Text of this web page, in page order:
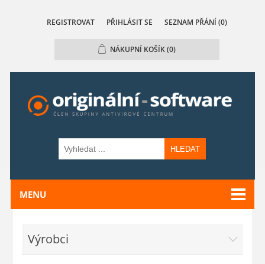
REGISTROVAT PŘIHLÁSIT SE SEZNAM PŘÁNÍ (0)
NÁKUPNÍ KOŠÍK(0)
HLEDAT
MENU
Výrobci